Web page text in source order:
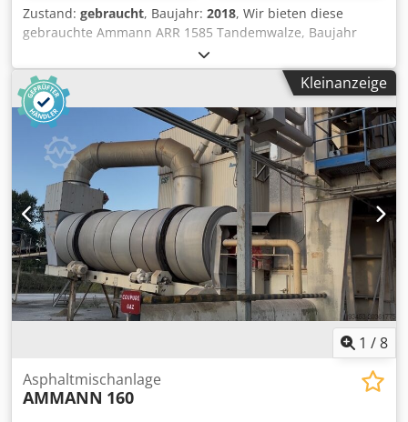
Zustand: gebraucht, Baujahr: 2018, Wir bieten diese
gebrauchte Ammann ARR 1585 Tandemwalze, Baujahr
2018, an. Typ: ARR 1585 Seriennummer: 558D063 Chjdpfx
Ajzddcpocdea Einsatzgewicht: 1 395 kg Maximales
Gewicht: 1 405 kg Nennleistung: 13,2 kW Baujahr: 2018
Wenn Sie Rückfragen haben oder mehr Informationen
benötigen, schreiben Sie uns gerne eine Nachricht oder
rufen uns an.
Kleinanzeige
1 /8
Asphaltmischanlage
AMMANN 160